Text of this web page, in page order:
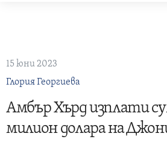
15 юни 2023
Глория Георгиева
Амбър Хърд изплати
милион долара на